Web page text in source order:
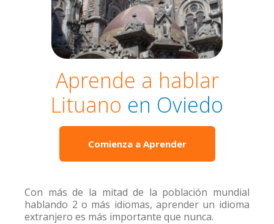
Aprende a hablar
Lituano en Oviedo
Comienza a Aprender
Con más de la mitad de la población mundial
hablando 2 o más idiomas, aprender un idioma
extranjero es más importante que nunca.